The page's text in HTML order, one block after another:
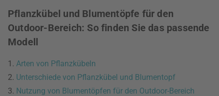
Pflanzkübel und Blumentöpfe für den
Outdoor-Bereich: So finden Sie das passende
Modell
1. Arten von Pflanzkübeln
2. Unterschiede von Pflanzkübel und Blumentopf
3. Nutzung von Blumentöpfen für den Outdoor-Bereich